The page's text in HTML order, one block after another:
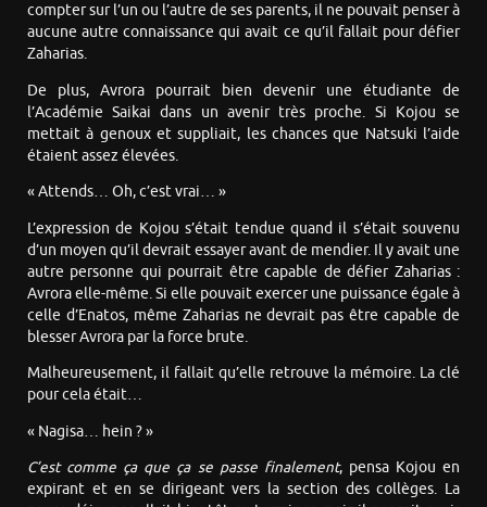
compter sur l’un ou l’autre de ses parents, il ne pouvait penser à
aucune autre connaissance qui avait ce qu’il fallait pour défier
Zaharias.
De plus, Avrora pourrait bien devenir une étudiante de
l’Académie Saikai dans un avenir très proche. Si Kojou se
mettait à genoux et suppliait, les chances que Natsuki l’aide
étaient assez élevées.
« Attends… Oh, c’est vrai… »
L’expression de Kojou s’était tendue quand il s’était souvenu
d’un moyen qu’il devrait essayer avant de mendier. Il y avait une
autre personne qui pourrait être capable de défier Zaharias :
Avrora elle-même. Si elle pouvait exercer une puissance égale à
celle d’Enatos, même Zaharias ne devrait pas être capable de
blesser Avrora par la force brute.
Malheureusement, il fallait qu’elle retrouve la mémoire. La clé
pour cela était…
« Nagisa… hein ? »
C’est comme ça que ça se passe finalement, pensa Kojou en
expirant et en se dirigeant vers la section des collèges. La